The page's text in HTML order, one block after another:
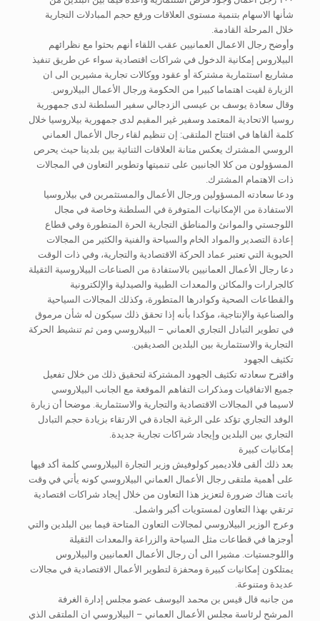
شأنها الاسهام بتنمية مستوى العلاقات ورفع حجم المبادلات التجارية
خلال المرحلة القادمة.
وأوضح رجال الاعمال العمانيين عقب اللقاء أنهم بحثوا مع نظرائهم
البيلاروس إمكانية الدخول في شراكات اقتصادية سواء عن طريق تنفيذ
مشاريع استثمارية مشتركة أو عقود ووكالات تجارية مشيرين الى ان
الزيارة لقيت اهتماما كبيرا من الحكومة ورجال الأعمال البيلاروس.
وقال سعادة يوسف بن عيسى الزدجالي سفير السلطنة لدى جمهورية
روسيا الاتحادية المعتمد وسفير غير المقيم لدى جمهورية بيلاروسيا خلال
كلمة ألقاها في افتتاح الملتقى: إن تنظيم لقاء رجال الأعمال العماني
الروسي المشترك يعكس متانة العلاقات الثنائية بين بلدينا حيث يحرص
المسؤولون من كلا الجانبين على تنميتها وتطوير التعاون في المجالات
ذات الاهتمام المشترك.
ودعا سعادته المسؤولين ورجال الأعمال والمستثمرين في بيلاروسيا
الاستفادة من الإمكانيات المتوفرة في السلطنة وخاصة في مجال
اللوجستي والموانئ والمناطق التجارية الحرة المتطورة وفي قطاع
إعادة التصدير والمواد الخام والسياحة والفنية والكثير من المجالات
الحيوية التي تعتبر عماد الحركة الاقتصادية والتجارية، وفي ذات الوقت
دعا رجال الأعمال العمانيين بالاستفادة من الصناعات البيلاروسية الثقيلة
كالجرارات والمكائن والمعدات الطبية والصيدلية والإلكترونية
والقطاعات الصحية وكوادرها المتطورة، وكذلك المجالات السياحية
والصناعية والإنتاجية، مؤكدا بأنه إذا تحقق ذلك سيكون له شأن مرموق
في تطوير التبادل التجاري العماني – البيلاروسي ومن ثم تنشيط الحركة
التجارية والاستثمارية بين البلدين الصديقين.
تكثيف الجهود
واقترح سعادته تكثيف الجهود المشتركة لتحقيق ذلك من خلال تفعيل
جميع الاتفاقيات ومذكرات التفاهم الموقعة مع الجانب البيلاروسي
لاسيما في المجالات الاقتصادية والتجارية والاستثمارية. موضحا أن زيارة
الوفد التجاري تؤكد على الرغبة الجادة في الارتقاء بزيادة حجم التبادل
التجاري بين البلدين وإيجاد شراكات تجارية جديدة.
إمكانيات كبيرة
بعد ذلك ألقى فلاديمير كولوفيش وزير التجارة البيلاروسي كلمة أكد فيها
على أهمية ملتقى رجال الأعمال العماني البيلاروسي كونه يأتي في وقت
باتت هناك ضرورة لتعزيز هذا التعاون من خلال إيجاد شراكات اقتصادية
ترتقي بهذا التعاون لمستويات أكبر واشمل.
وعرج الوزير البيلاروسي لمجالات التعاون المتاحة فيما بين البلدين والتي
أوجزها في قطاعات مثل السياحة والزراعة والمعدات الثقيلة
واللوجستيات. مشيرا الى أن رجال الأعمال العمانيين والبيلاروس
يمتلكون إمكانيات كبيرة ومحفزة لتطوير الأعمال الاقتصادية في مجالات
عديدة ومتنوعة.
من جانبه قال قيس بن محمد اليوسف عضو مجلس إدارة الغرفة
المرشح لرئاسة مجلس الأعمال العماني – البيلاروسي ان الملتقى الذي